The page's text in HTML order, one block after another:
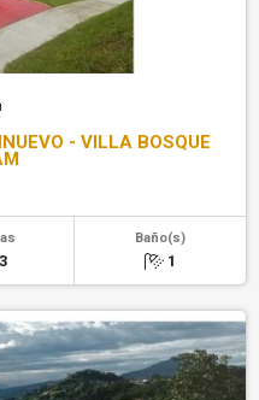
- VILLA BOSQUE
3
Baño(s)
1